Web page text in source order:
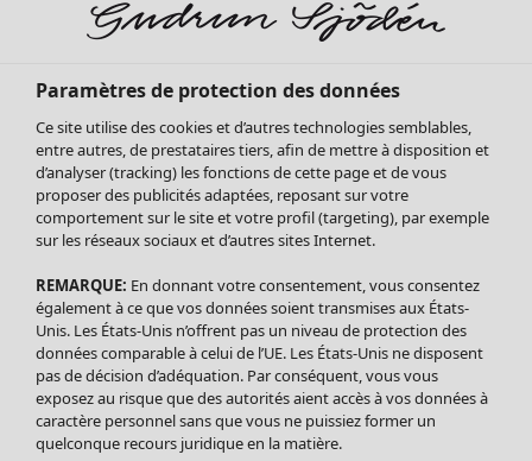
Soldes Vêtements
Tous les vêtements
Robes
Tuniques
Blouses
Tops
Gilets
Pantalon
Jupes
Paramètres de protection des données
Ce site utilise des cookies et d’autres technologies semblables,
entre autres, de prestataires tiers, afin de mettre à disposition et
d’analyser (tracking) les fonctions de cette page et de vous
proposer des publicités adaptées, reposant sur votre
comportement sur le site et votre profil (targeting), par exemple
sur les réseaux sociaux et d’autres sites Internet.
REMARQUE: En donnant votre consentement, vous consentez
également à ce que vos données soient transmises aux États-
Unis. Les États-Unis n’offrent pas un niveau de protection des
données comparable à celui de l’UE. Les États-Unis ne disposent
pas de décision d’adéquation. Par conséquent, vous vous
exposez au risque que des autorités aient accès à vos données à
caractère personnel sans que vous ne puissiez former un
quelconque recours juridique en la matière.